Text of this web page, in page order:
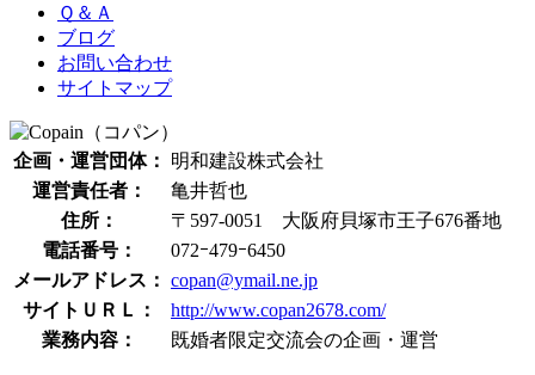
Ｑ＆Ａ
ブログ
お問い合わせ
サイトマップ
企画・運営団体：
明和建設株式会社
運営責任者：
亀井哲也
住所：
〒597-0051 大阪府貝塚市王子676番地
電話番号：
072ｰ479ｰ6450
メールアドレス： copan@ymail.ne.jp
サイトＵＲＬ：
http://www.copan2678.com/
業務内容：
既婚者限定交流会の企画・運営